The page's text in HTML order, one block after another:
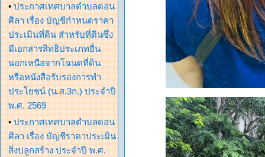
• ประกาศเทศบาลตำบลดอน
ศิลา เรื่อง บัญชีกำหนดราคา
ประเมินที่ดิน สำหรับที่ดินซึ่ง
มีเอกสารสิทธิประเภทอื่น
นอกเหนือจากโฉนดที่ดิน
หรือหนังสือรับรองการทำ
ประโยชน์ (น.ส.3ก.) ประจำปี
พ.ศ. 2569
• ประกาศเทศบาลตำบลดอน
ศิลา เรื่อง บัญชีราคาประเมิน
สิ่งปลูกสร้าง ประจำปี พ.ศ.